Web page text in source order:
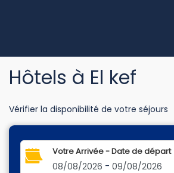
Hôtels à El kef
Vérifier la disponibilité de votre séjours
Votre Arrivée - Date de départ
08/08/2026 - 09/08/2026